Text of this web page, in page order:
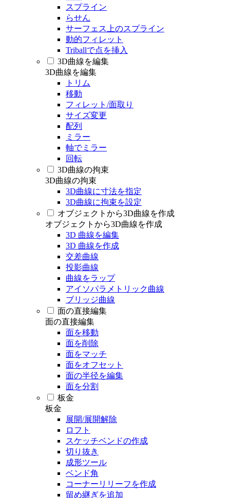
スプライン
らせん
サーフェス上のスプライン
動的フィレット
Triballで点を挿入
3D曲線を編集
3D曲線を編集
トリム
移動
フィレット/面取り
サイズ変更
配列
ミラー
軸でミラー
回転
3D曲線の拘束
3D曲線の拘束
3D曲線に寸法を指定
3D曲線に拘束を設定
オブジェクトから3D曲線を作成
オブジェクトから3D曲線を作成
3D 曲線を編集
3D 曲線を作成
交差曲線
投影曲線
曲線をラップ
アイソパラメトリック曲線
ブリッジ曲線
面の直接編集
面の直接編集
面を移動
面を削除
面をマッチ
面をオフセット
面の半径を編集
面を分割
板金
板金
展開/展開解除
ロフト
スケッチベンドの作成
切り抜き
成形ツール
ベンド角
コーナーリリーフを作成
留め継ぎを追加